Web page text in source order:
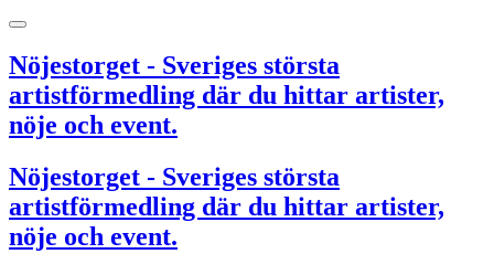
Nöjestorget - Sveriges största
artistförmedling där du hittar artister,
nöje och event.
Nöjestorget - Sveriges största
artistförmedling där du hittar artister,
nöje och event.